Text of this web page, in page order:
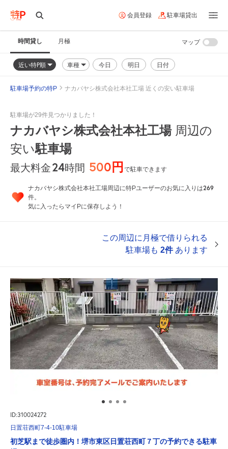
会員登録 駐車場貸出
時間貸し 月極
近い特P順 車種 今日 明日 日付
マップ
駐車場予約の特P ナカバヤシ株式会社本社工場 近くの安い駐車場
駐車場が29件見つかりました！
ナカバヤシ株式会社本社工場周辺の
安い駐車場
最大料金24時間 500円で駐車できます
ナカバヤシ株式会社本社工場周辺に特Pユーザーのお気に入りは269
件。
気に入ったらマイPに保存しよう！
この周辺に月極で借りられる
駐車場も 2件あります
ID:310024272
日置荘西町7-4-10駐車場
初芝駅まで徒歩圏内！堺市東区日置荘西町７丁の予約できる駐車